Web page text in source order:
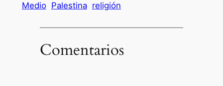
Medio Palestina religión
Comentarios